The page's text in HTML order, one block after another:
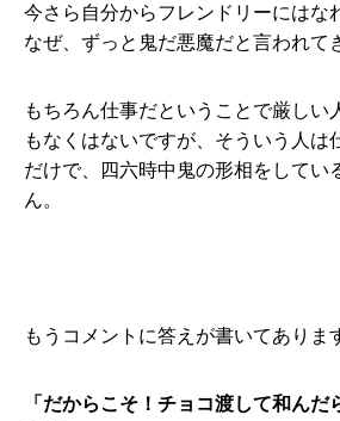
今さら自分からフレンドリーにはな
なぜ、ずっと鬼だ悪魔だと言われて
もちろん仕事だということで厳しい
もなくはないですが、そういう人は
だけで、四六時中鬼の形相をしてい
ん。
もうコメントに答えが書いてありま
「だからこそ！チョコ渡して和んだ